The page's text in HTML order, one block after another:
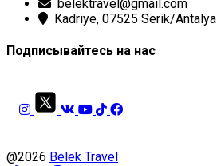
belektravel@gmail.com
Kadriye, 07525 Serik/Antalya
Подписывайтесь на нас
@2026 Belek Travel